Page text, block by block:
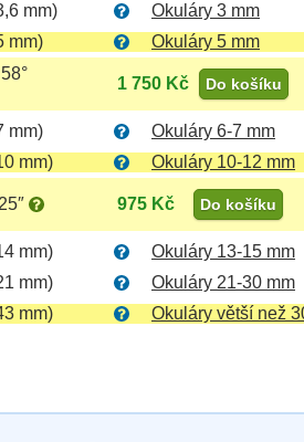
mm)
Okuláry 3 mm
mm)
Okuláry 5 mm
1 750 Kč Do košíku
mm)
Okuláry 6-7 mm
mm) Okuláry 10-12 mm
975 Kč Do košíku
mm)
Okuláry 13-15 mm
mm)
Okuláry 21-30 mm
mm) Okuláry větší než